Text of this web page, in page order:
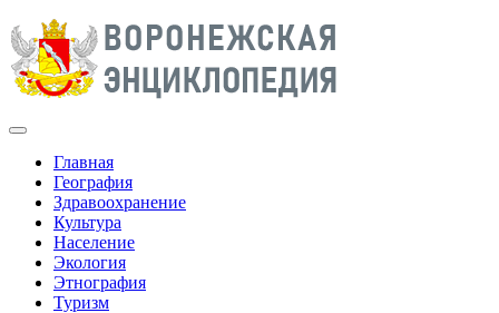
Главная
География
Здравоохранение
Культура
Население
Экология
Этнография
Туризм